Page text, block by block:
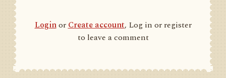
LoginorCreate account, Log in or register
to leave a comment